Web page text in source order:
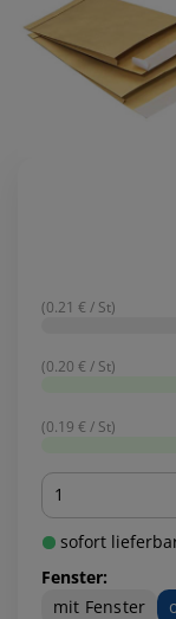
(0.21 € / St)
(0.20 € / St)
(0.19 € / St)
Menge
sofort lieferbar
Fenster:
mit Fenster